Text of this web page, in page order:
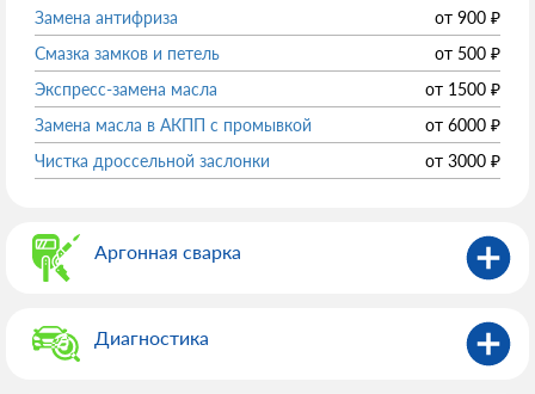
Замена антифриза от 900 ₽
Смазка замков и петель
от 500 ₽
Экспресс-замена масла
от 1500 ₽
Замена масла в АКПП с промывкой
от 6000 ₽
Чистка дроссельной заслонки
от 3000 ₽
Аргонная сварка
Диагностика